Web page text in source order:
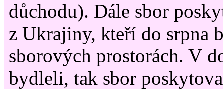
důchodu). Dále sbor
z Ukrajiny, kteří do srpna
sborových prostorách. V
bydleli, tak sbor